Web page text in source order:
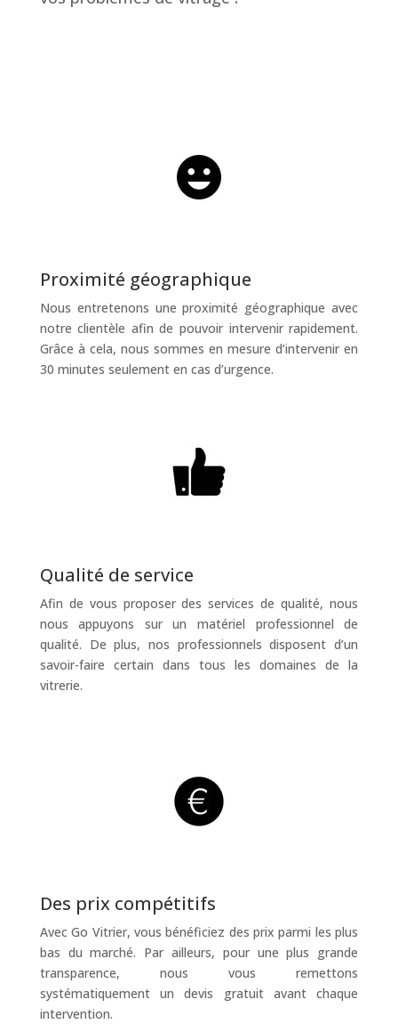
Proximité géographique
Nous entretenons une proximité géographique avec
notre clientèle afin de pouvoir intervenir rapidement.
Grâce à cela, nous sommes en mesure d’intervenir en
30 minutes seulement en cas d’urgence.
Qualité de service
Afin de vous proposer des services de qualité, nous
nous appuyons sur un matériel professionnel de
qualité. De plus, nos professionnels disposent d’un
savoir-faire certain dans tous les domaines de la
vitrerie.
Des prix compétitifs
Avec Go Vitrier, vous bénéficiez des prix parmi les plus
bas du marché. Par ailleurs, pour une plus grande
transparence, nous vous remettons
systématiquement un devis gratuit avant chaque
intervention.